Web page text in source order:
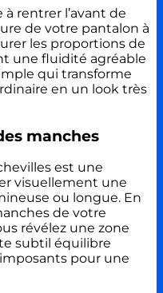
rentrer l’avant de
de votre pantalon à
les proportions de
une fluidité agréable
qui transforme
en un look très
manches
est une
visuellement une
ou longue. En
de votre
révélez une zone
subtil équilibre
pour une